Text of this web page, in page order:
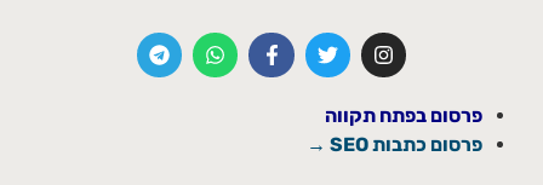
פרסום בפתח תקווה
פרסום כתבות SEO →